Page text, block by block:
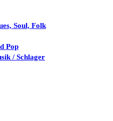
Soul, Folk
Pop
/ Schlager